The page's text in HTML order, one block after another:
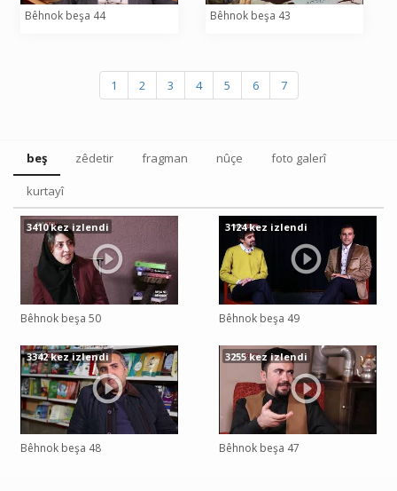
Bêhnok beşa 44 Bêhnok beşa 43
1 2 3 4 5 6 7
beş zêdetir fragman nûçe foto galerî
kurtayî
Bêhnok beşa 50
3410 kez izlendi
Bêhnok beşa 49
3124 kez izlendi
Bêhnok beşa 48
3342 kez izlendi
Bêhnok beşa 47
3255 kez izlendi